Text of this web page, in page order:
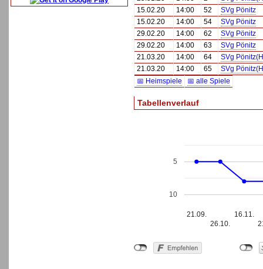
15.02.20
14:00 52
SVg Pönitz
15.02.20
14:00 54
SVg Pönitz
29.02.20
14:00 62
SVg Pönitz
29.02.20
14:00 63
SVg Pönitz
21.03.20
14:00 64
SVg
21.03.20
14:00 65
SVg
📅 Heimspiele
📅 alle Spiele
Tabellenverlauf
21.09.
26.10.
16.11.
5
10